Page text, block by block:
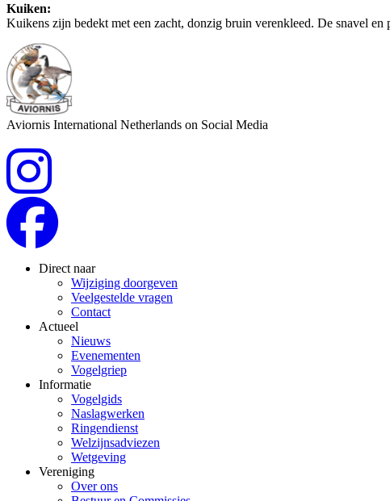
Kuiken:
Kuikens zijn bedekt met een zacht, donzig bruin verenkleed. De snavel
Aviornis International Netherlands on Social Media
Direct naar
Wijziging doorgeven
Veelgestelde vragen
Contact
Actueel
Nieuws
Evenementen
Vogelgriep
Informatie
Vogelgids
Naslagwerken
Ringendienst
Welzijnsadviezen
Wetgeving
Vereniging
Over ons